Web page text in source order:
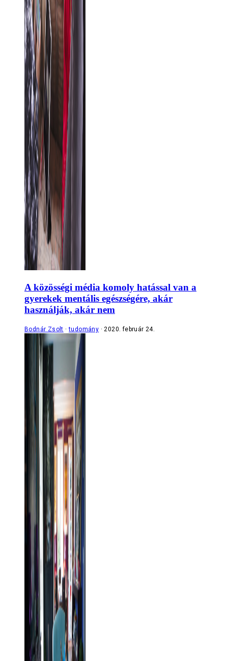
A közösségi média komoly hatással van a
gyerekek mentális egészségére, akár
használják, akár nem
Bodnár Zsolt tudomány 2020. február 24.